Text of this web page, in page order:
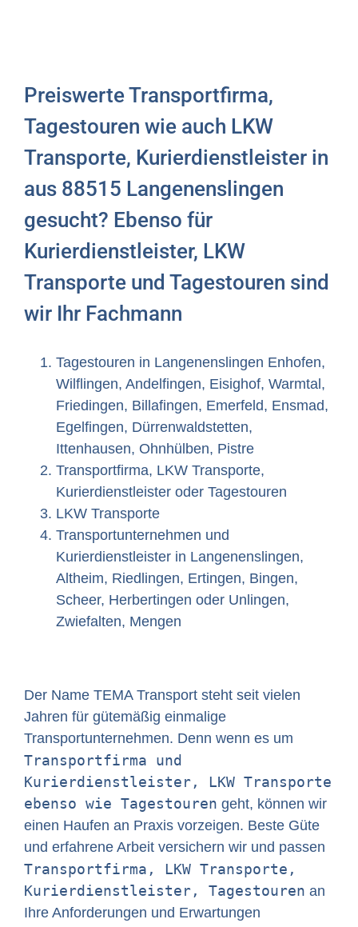
Preiswerte Transportfirma,
Tagestouren wie auch LKW
Transporte, Kurierdienstleister in
aus 88515 Langenenslingen
gesucht? Ebenso für
Kurierdienstleister, LKW
Transporte und Tagestouren sind
wir Ihr Fachmann
Tagestouren in Langenenslingen Enhofen,
Wilflingen, Andelfingen, Eisighof, Warmtal,
Friedingen, Billafingen, Emerfeld, Ensmad,
Egelfingen, Dürrenwaldstetten,
Ittenhausen, Ohnhülben, Pistre
Transportfirma, LKW Transporte,
Kurierdienstleister oder Tagestouren
LKW Transporte
Transportunternehmen und
Kurierdienstleister in Langenenslingen,
Altheim, Riedlingen, Ertingen, Bingen,
Scheer, Herbertingen oder Unlingen,
Zwiefalten, Mengen
Der Name TEMA Transport steht seit vielen
Jahren für gütemäßig einmalige
Transportunternehmen. Denn wenn es um
Transportfirma und
Kurierdienstleister, LKW Transporte
ebenso wie Tagestouren geht, können wir
einen Haufen an Praxis vorzeigen. Beste Güte
und erfahrene Arbeit versichern wir und passen
Transportfirma, LKW Transporte,
Kurierdienstleister, Tagestouren an
Ihre Anforderungen und Erwartungen